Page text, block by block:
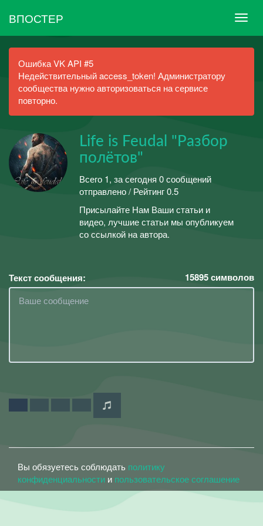
ВПОСТЕР
Ошибка VK API #5
Недействительный access_token! Администратору
сообщества нужно авторизоваться на сервисе
повторно.
Life is Feudal "Разбор
полётов"
Всего 1, за сегодня 0 сообщений
отправлено / Рейтинг 0.5
Присылайте Нам Ваши статьи и
видео, лучшие статьи мы опубликуем
со ссылкой на автора.
Текст сообщения: 15895символов
Вы обязуетесь соблюдать политику
конфиденциальности и пользовательское соглашение